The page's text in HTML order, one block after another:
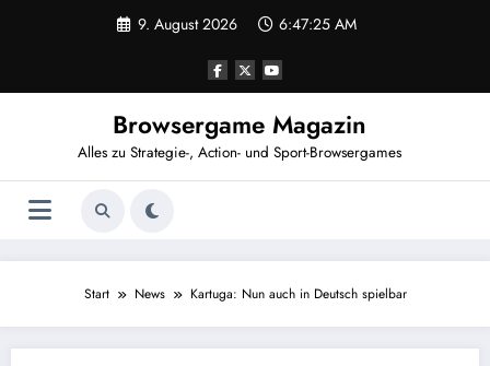
9. August 2026 6:47:25 AM
Browsergame Magazin
Alles zu Strategie-, Action- und Sport-Browsergames
Start News Kartuga: Nun auch in Deutsch spielbar